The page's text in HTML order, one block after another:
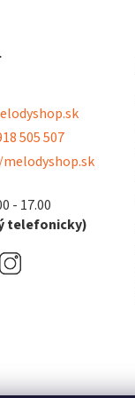
505 507
- 17.00
telefonicky)